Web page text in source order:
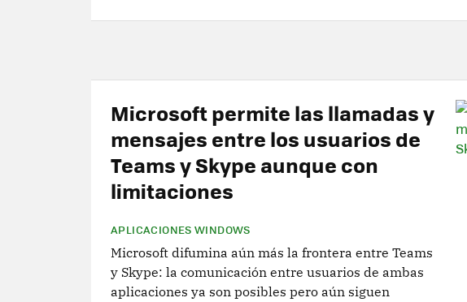
Microsoft permite las llamadas y
mensajes entre los usuarios de
Teams y Skype aunque con
limitaciones
APLICACIONES WINDOWS
Microsoft difumina aún más la frontera entre Teams
y Skype: la comunicación entre usuarios de ambas
aplicaciones ya son posibles pero aún siguen